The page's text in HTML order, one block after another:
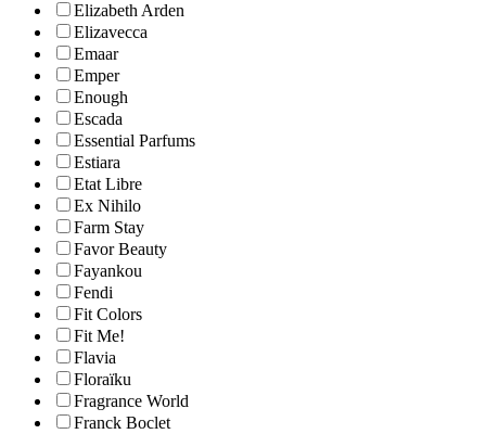
Elizabeth Arden
Elizavecca
Emaar
Emper
Enough
Escada
Essential Parfums
Estiara
Etat Libre
Ex Nihilo
Farm Stay
Favor Beauty
Fayankou
Fendi
Fit Colors
Fit Me!
Flavia
Floraïku
Fragrance World
Franck Boclet